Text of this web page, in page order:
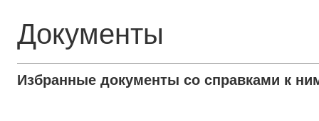
Документы
Избранные документы со справками к